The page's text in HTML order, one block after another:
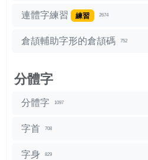
連體字練習 練習 2674
倉頡輔助字形的倉頡碼 752
分體字
分體字 1097
字首 708
字身 829